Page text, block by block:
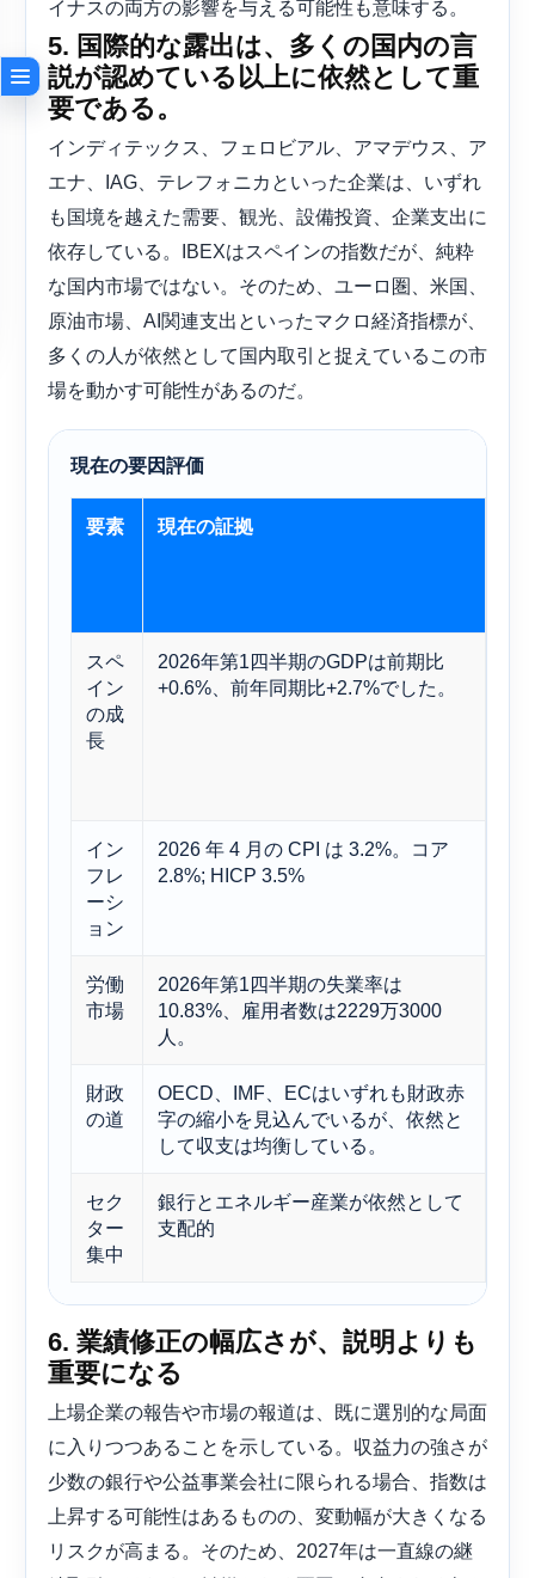
イナスの両方の影響を与える可能性も意味する。
5. 国際的な露出は、多くの国内の言
説が認めている以上に依然として重
要である。
インディテックス、フェロビアル、アマデウス、ア
エナ、IAG、テレフォニカといった企業は、いずれ
も国境を越えた需要、観光、設備投資、企業支出に
依存している。IBEXはスペインの指数だが、純粋
な国内市場ではない。そのため、ユーロ圏、米国、
原油市場、AI関連支出といったマクロ経済指標が、
多くの人が依然として国内取引と捉えているこの市
場を動かす可能性があるのだ。
現在の要因評価
要素 現在の証拠
スペ
イン
の成
長
2026年第1四半期のGDPは前期比
+0.6%、前年同期比+2.7%でした。
イン
フレ
ーシ
ョン
2026 年 4 月の CPI は 3.2%。コア
2.8%; HICP 3.5%
労働
市場
2026年第1四半期の失業率は
10.83%、雇用者数は2229万3000
人。
財政
の道
OECD、IMF、ECはいずれも財政赤
字の縮小を見込んでいるが、依然と
して収支は均衡している。
セク
ター
集中
銀行とエネルギー産業が依然として
支配的
6. 業績修正の幅広さが、説明よりも
重要になる
上場企業の報告や市場の報道は、既に選別的な局面
に入りつつあることを示している。収益力の強さが
少数の銀行や公益事業会社に限られる場合、指数は
上昇する可能性はあるものの、変動幅が大きくなる
リスクが高まる。そのため、2027年は一直線の継